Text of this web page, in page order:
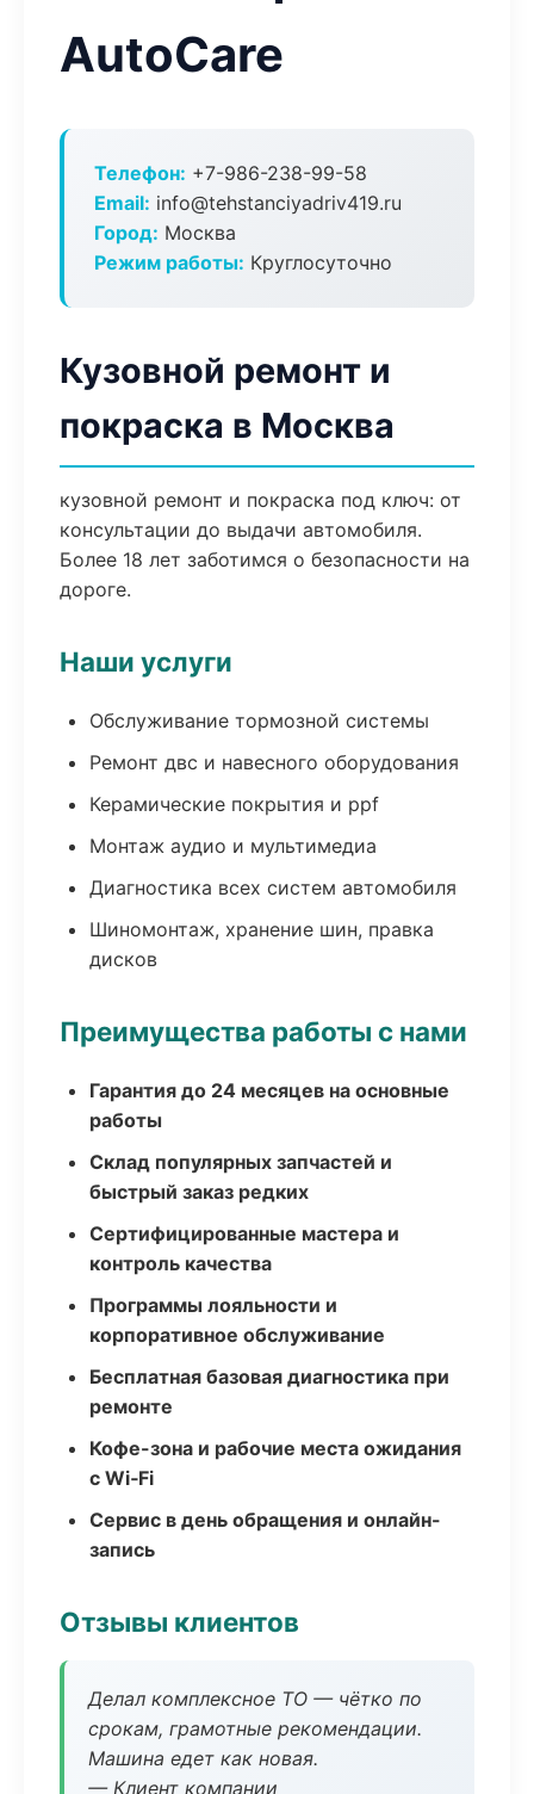
AutoCare
Телефон: +7-986-238-99-58
Email: info@tehstanciyadriv419.ru
Город: Москва
Режим работы: Круглосуточно
Кузовной ремонт и
покраска в Москва
кузовной ремонт и покраска под ключ: от
консультации до выдачи автомобиля.
Более 18 лет заботимся о безопасности на
дороге.
Наши услуги
Обслуживание тормозной системы
Ремонт двс и навесного оборудования
Керамические покрытия и ppf
Монтаж аудио и мультимедиа
Диагностика всех систем автомобиля
Шиномонтаж, хранение шин, правка
дисков
Преимущества работы с нами
Гарантия до 24 месяцев на основные
работы
Склад популярных запчастей и
быстрый заказ редких
Сертифицированные мастера и
контроль качества
Программы лояльности и
корпоративное обслуживание
Бесплатная базовая диагностика при
ремонте
Кофе-зона и рабочие места ожидания
с Wi‑Fi
Сервис в день обращения и онлайн-
запись
Отзывы клиентов
Делал комплексное ТО — чётко по
срокам, грамотные рекомендации.
Машина едет как новая.
— Клиент компании